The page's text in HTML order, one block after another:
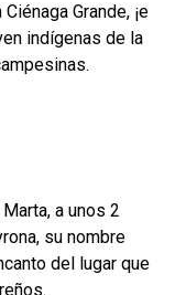
Grande, ¡e
indígenas de la
a unos 2
su nombre
del lugar que